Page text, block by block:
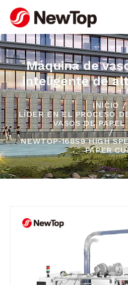
Máquina de
inteligente de
INICIO
LÍDER EN EL PROCESO
VASOS DE
NEWTOP-168S9 HIGH
PAPER